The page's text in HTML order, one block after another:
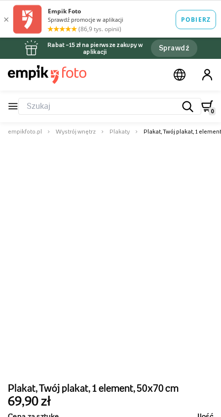
Rabat –15 zł na pierwsze zakupy w
aplikacji
Sprawdź
0
empikfoto.pl Wystrój wnętrz Plakaty Plakat, Twój plakat, 1